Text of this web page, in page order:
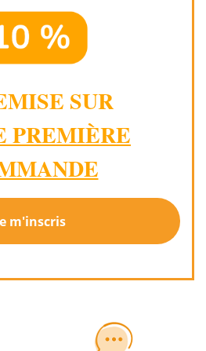
SUR
PREMIÈRE
m'inscris